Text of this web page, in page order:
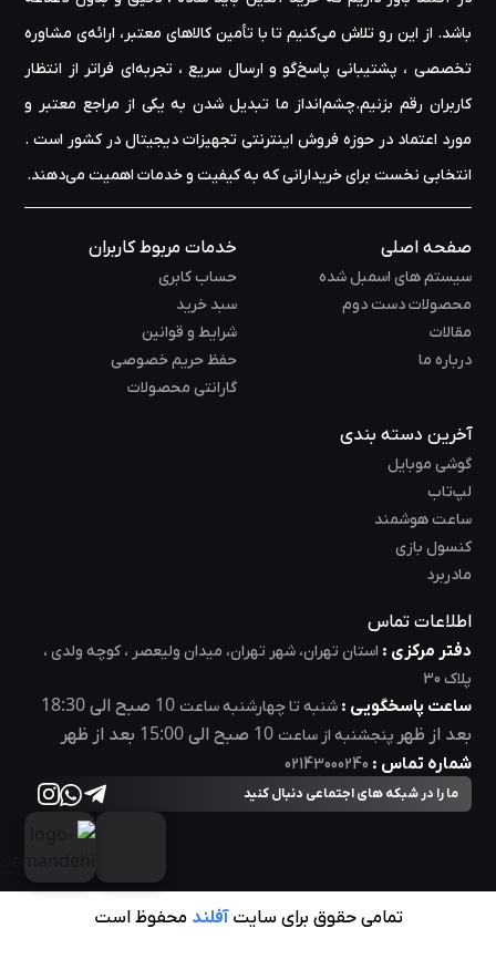
باشد. از این رو تلاش می‌کنیم تا با تأمین کالاهای معتبر، ارائه‌ی مشاوره‌
تخصصی ، پشتیبانی پاسخ‌گو و ارسال سریع ، تجربه‌ای فراتر از انتظار
کاربران رقم بزنیم.چشم‌انداز ما تبدیل شدن به یکی از مراجع معتبر و
مورد اعتماد در حوزه‌ فروش اینترنتی تجهیزات دیجیتال در کشور است .
انتخابی نخست برای خریدارانی که به کیفیت و خدمات اهمیت می‌دهند.
صفحه اصلی
سیستم های اسمبل شده
محصولات دست دوم
مقالات
درباره ما
خدمات مربوط کاربران
حساب کابری
سبد خرید
شرایط و قوانین
حفظ حریم خصوصی
گارانتی محصولات
آخرین دسته بندی
گوشی موبایل
لپ‌تاب
ساعت هوشمند
کنسول بازی
مادربرد
اطلاعات تماس
دفتر مرکزی : استان تهران، شهر تهران، میدان ولیعصر ، کوچه ولدی ،
پلاک 30
ساعت پاسخگویی : شنبه تا چهارشنبه ساعت 10 صبح الی18:30
بعد از ظهر پنجشنبه از ساعت 10 صبح الی15:00 بعد از ظهر
شماره تماس : 02143000240
ما را در شبکه های اجتماعی دنبال کنید
تمامی حقوق برای سایتآفلند محفوظ است